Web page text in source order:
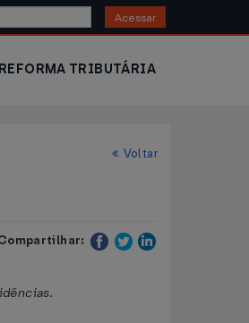
Acessar
REFORMA TRIBUTÁRIA
Voltar